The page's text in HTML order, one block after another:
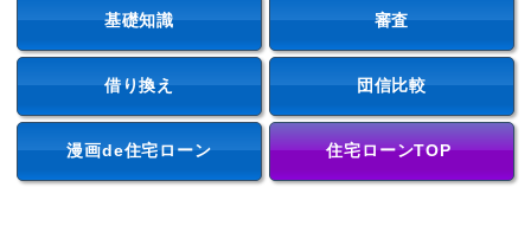
基礎知識 審査
借り換え 団信比較
漫画de住宅ローン 住宅ローンTOP